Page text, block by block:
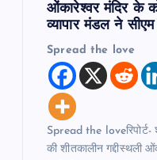
ओंकारेश्वर मंदिर के
व्यापार मंडल ने सीएम
Spread the love
Spread the loveरिपोर्ट-
की शीतकालीन गद्दीस्थली